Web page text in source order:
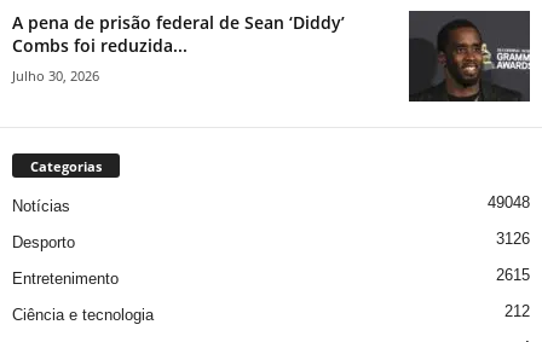
A pena de prisão federal de Sean ‘Diddy’
Combs foi reduzida...
Julho 30, 2026
Categorias
Notícias 49048
Desporto 3126
Entretenimento 2615
Ciência e tecnologia
212